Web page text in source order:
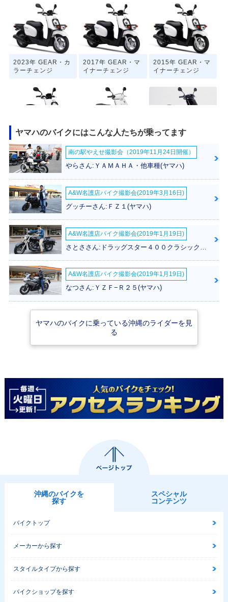
2023年 GEAR・カ
ラーチェンジ
2017年 GEAR・マ
イナーチェンジ
2015年 GEAR・マ
イナーチェンジ
2008年 GEAR・フ
ルモデルチェンジ
2006年 GEAR・マ
イナーチェンジ
2003年 GEAR Bla
ck Edition・特別・
限定仕様
2000年 GEAR・マ
イナーチェンジ
1996年 GEAR・マ
イナーチェンジ
1994年 GEAR・新
登場
ヤマハのバイクにはこんな人たちが乗ってます
南の駅やえせ撮影会（2019年11月24日開催）
やらさん:ＹＡＭＡＨＡ・他車種(ヤマハ)
A&W名護店バイク撮影会(2019年3月16日)
グッチーさん:ＦＺ１(ヤマハ)
A&W名護店バイク撮影会(2019年1月19日)
A&W名護店バイク撮影会(2019年1月19日)
なつさん:ＹＺＦ−Ｒ２５(ヤマハ)
ヤマハのバイクに乗っている沖縄のライダーを見
る
沖縄のバイクを
探す
スペシャル
コンテンツ
バイクトップ
メーカーから探す
スタイルタイプから探す
バイクショップを探す